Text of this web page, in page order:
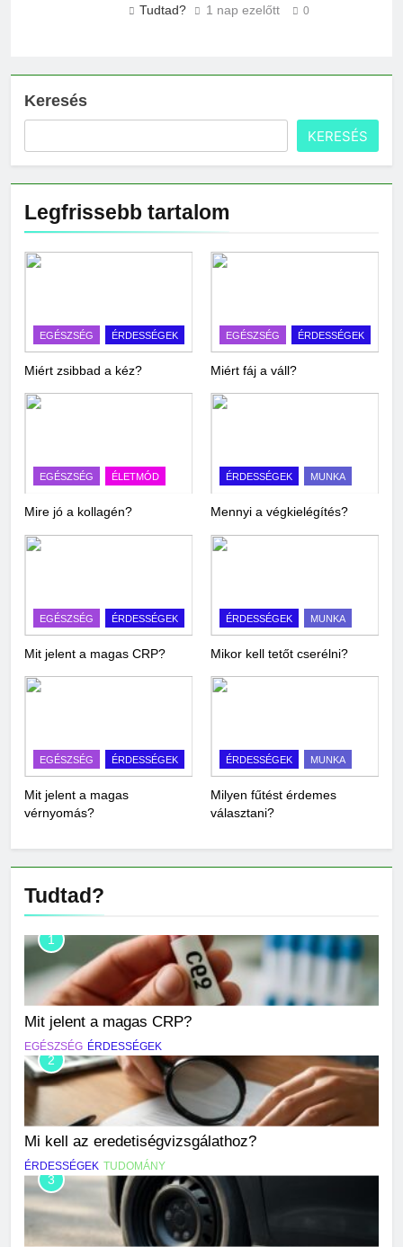
Tudtad? 1 nap ezelőtt 0
Keresés
KERESÉS
Legfrissebb tartalom
EGÉSZSÉG ÉRDESSÉGEK
Miért zsibbad a kéz?
EGÉSZSÉG ÉRDESSÉGEK
Miért fáj a váll?
EGÉSZSÉG ÉLETMÓD
Mire jó a kollagén?
ÉRDESSÉGEK MUNKA
Mennyi a végkielégítés?
EGÉSZSÉG ÉRDESSÉGEK
Mit jelent a magas CRP?
ÉRDESSÉGEK MUNKA
Mikor kell tetőt cserélni?
EGÉSZSÉG ÉRDESSÉGEK
Mit jelent a magas
vérnyomás?
ÉRDESSÉGEK MUNKA
Milyen fűtést érdemes
választani?
Tudtad?
1
Mit jelent a magas CRP?
EGÉSZSÉG ÉRDESSÉGEK
2
Mi kell az eredetiségvizsgálathoz?
ÉRDESSÉGEK TUDOMÁNY
3